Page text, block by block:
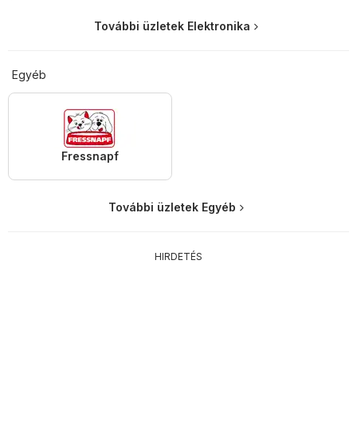
További üzletek Elektronika
Egyéb
Fressnapf
További üzletek Egyéb
HIRDETÉS